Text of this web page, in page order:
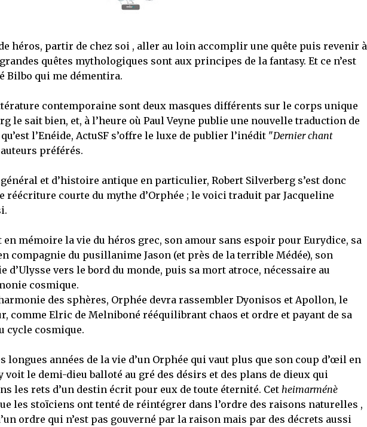
héros, partir de chez soi , aller au loin accomplir une quête puis revenir à
quêtes mythologiques sont aux principes de la fantasy. Et ce n’est
Bilbo qui me démentira.
contemporaine sont deux masques différents sur le corps unique
le sait bien, et, à l’heure où Paul Veyne publie une nouvelle traduction de
l’Enéide, ActuSF s’offre le luxe de publier l’inédit "Dernier chant
préférés.
et d’histoire antique en particulier, Robert Silverberg s’est donc
réécriture courte du mythe d’Orphée ; le voici traduit par Jacqueline
mémoire la vie du héros grec, son amour sans espoir pour Eurydice, sa
compagnie du pusillanime Jason (et près de la terrible Médée), son
d’Ulysse vers le bord du monde, puis sa mort atroce, nécessaire au
cosmique.
des sphères, Orphée devra rassembler Dyonisos et Apollon, le
comme Elric de Melniboné rééquilibrant chaos et ordre et payant de sa
cycle cosmique.
longues années de la vie d’un Orphée qui vaut plus que son coup d’œil en
le demi-dieu balloté au gré des désirs et des plans de dieux qui
les rets d’un destin écrit pour eux de toute éternité. Cet heimarménè
les stoïciens ont tenté de réintégrer dans l’ordre des raisons naturelles ,
ordre qui n’est pas gouverné par la raison mais par des décrets aussi